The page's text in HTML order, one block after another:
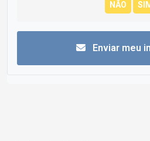
Enviar meu